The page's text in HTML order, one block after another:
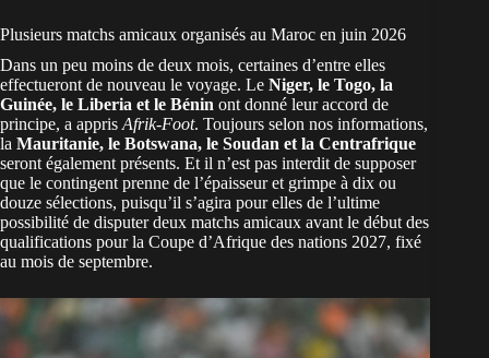
Plusieurs matchs amicaux organisés au Maroc en juin 2026
Dans un peu moins de deux mois, certaines d’entre elles
effectueront de nouveau le voyage. Le Niger, le Togo, la
Guinée, le Liberia et le Bénin ont donné leur accord de
principe, a appris Afrik-Foot. Toujours selon nos informations,
la Mauritanie, le Botswana, le Soudan et la Centrafrique
seront également présents. Et il n’est pas interdit de supposer
que le contingent prenne de l’épaisseur et grimpe à dix ou
douze sélections, puisqu’il s’agira pour elles de l’ultime
possibilité de disputer deux matchs amicaux avant le début des
qualifications pour la Coupe d’Afrique des nations 2027, fixé
au mois de septembre.